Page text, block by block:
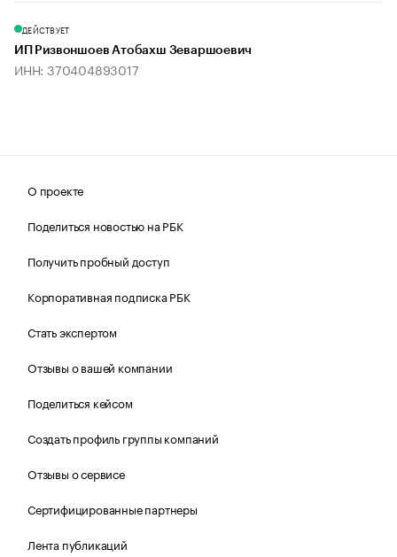
ДЕЙСТВУЕТ
ИП Ризвоншоев Атобахш Зеваршоевич
ИНН: 370404893017
О проекте
Поделиться новостью на РБК
Получить пробный доступ
Корпоративная подписка РБК
Стать экспертом
Отзывы о вашей компании
Поделиться кейсом
Создать профиль группы компаний
Отзывы о сервисе
Сертифицированные партнеры
Лента публикаций